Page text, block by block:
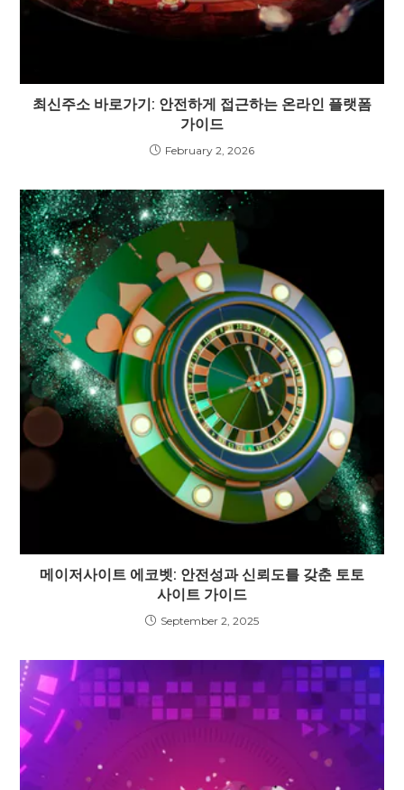
최신주소 바로가기: 안전하게 접근하는 온라인 플랫폼
가이드
February 2, 2026
메이저사이트 에코벳: 안전성과 신뢰도를 갖춘 토토
사이트 가이드
September 2, 2025